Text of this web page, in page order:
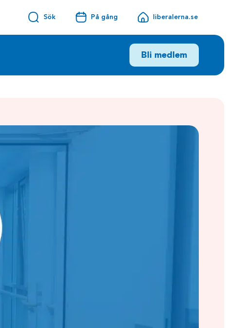
Sök På gång liberalerna.se
Bli medlem